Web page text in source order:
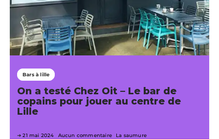
Bars à lille
On a testé Chez Oit – Le bar de
copains pour jouer au centre de
Lille
21 mai 2024 Aucun commentaire La saumure